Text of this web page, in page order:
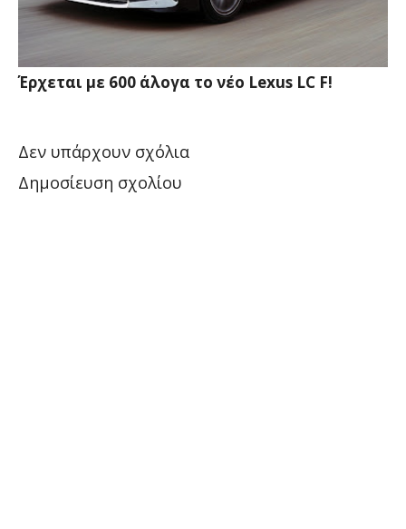
Έρχεται με 600 άλογα το νέο Lexus LC F!
Δεν υπάρχουν σχόλια
Δημοσίευση σχολίου